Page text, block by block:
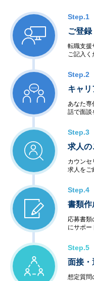
Step.1
ご登録
転職支援
ご記入く
Step.2
キャ
あなた専
話で面談
Step.3
求人の
カウンセ
求人をご
Step.4
書類作
応募書類
にサポー
Step.5
面接・
想定質問